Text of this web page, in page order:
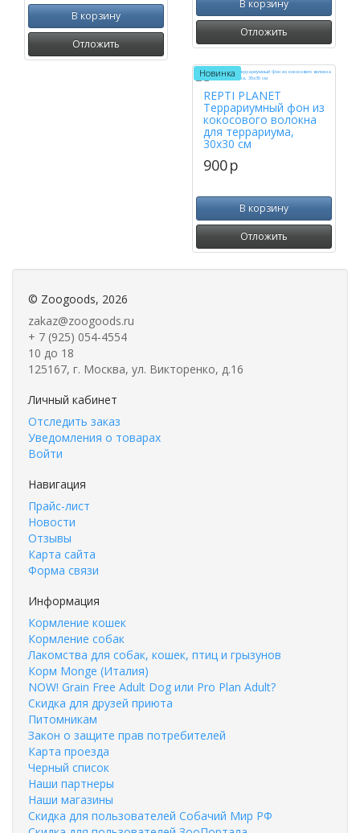
В корзину
Отложить
В корзину
Отложить
Новинка
REPTI PLANET
Террариумный фон из
кокосового волокна
для террариума,
30х30 см
900p
В корзину
Отложить
© Zoogoods, 2026
zakaz@zoogoods.ru
+ 7 (925) 054-4554
10 до 18
125167, г. Москва, ул. Викторенко, д.16
Личный кабинет
Отследить заказ
Уведомления о товарах
Войти
Навигация
Прайс-лист
Новости
Отзывы
Карта сайта
Форма связи
Информация
Кормление кошек
Кормление собак
Лакомства для собак, кошек, птиц и грызунов
Корм Monge (Италия)
NOW! Grain Free Adult Dog или Pro Plan Adult?
Скидка для друзей приюта
Питомникам
Закон о защите прав потребителей
Карта проезда
Черный список
Наши партнеры
Наши магазины
Скидка для пользователей Собачий Мир РФ